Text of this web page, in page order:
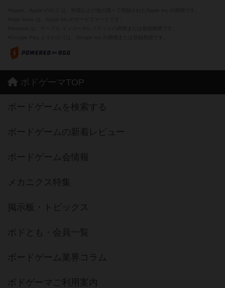
ボドゲーマTOP
ボードゲームを検索する
ボードゲームの新着レビュー
ボードゲーム会情報
メカニクス特集
掲示板・トピックス
ボドとも・会員一覧
ボードゲーム業界コラム
ボドゲーマご利用案内